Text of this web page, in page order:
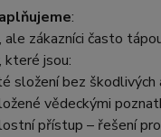
:
zákazníci často
které jsou:
složení bez škodlivých
vědeckými
přístup – řešení